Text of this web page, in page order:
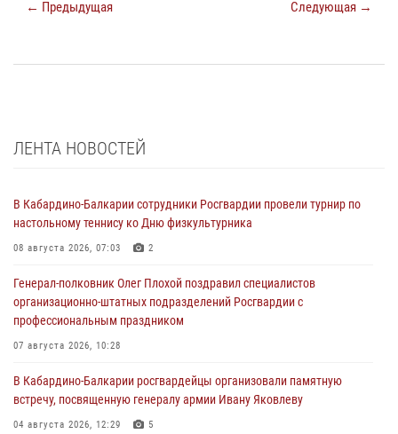
← Предыдущая Следующая →
ЛЕНТА НОВОСТЕЙ
В Кабардино-Балкарии сотрудники Росгвардии провели турнир по
настольному теннису ко Дню физкультурника
08 августа 2026, 07:03 2
Генерал-полковник Олег Плохой поздравил специалистов
организационно-штатных подразделений Росгвардии с
профессиональным праздником
07 августа 2026, 10:28
В Кабардино-Балкарии росгвардейцы организовали памятную
встречу, посвященную генералу армии Ивану Яковлеву
04 августа 2026, 12:29 5